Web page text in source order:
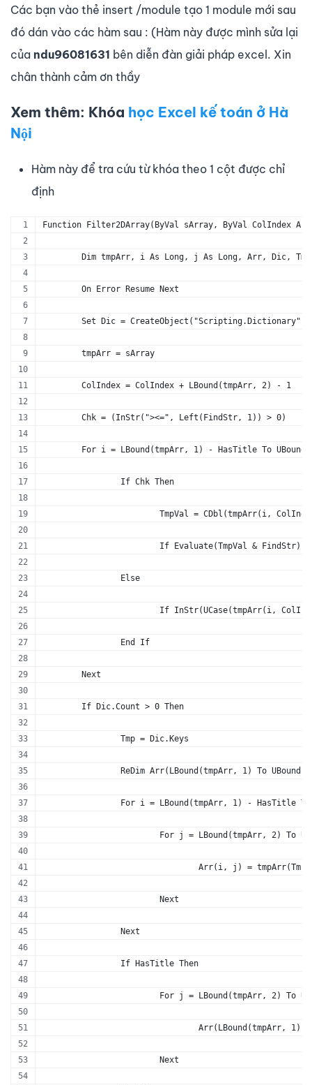
Các bạn vào thẻ insert /module tạo 1 module mới sau
đó dán vào các hàm sau : (Hàm này được mình sửa lại
của ndu96081631 bên diễn đàn giải pháp excel. Xin
chân thành cảm ơn thầy
Xem thêm: Khóa học Excel kế toán ở Hà
Nội
Hàm này để tra cứu từ khóa theo 1 cột được chỉ
định
Function Filter2DArray(ByVal sArray, ByVal ColIndex
Dim tmpArr, i As Long, j As Long, Arr, Dic,
	On Error Resume Next
	Set Dic = CreateObject("Scripting.Dictionary")
	tmpArr = sArray
	ColIndex = ColIndex + LBound(tmpArr, 2) - 1
	Chk = (InStr("><=", Left(FindStr, 1)) > 0)
For i = LBound(tmpArr, 1) - HasTitle To
		If Chk Then
TmpVal = CDbl(tmpArr(i,
If Evaluate(TmpVal & FindStr)
		Else
If InStr(UCase(tmpArr(i,
		End If
	Next
	If Dic.Count > 0 Then
		Tmp = Dic.Keys
ReDim Arr(LBound(tmpArr, 1) To
For i = LBound(tmpArr, 1) - HasTitle
For j = LBound(tmpArr, 2) To
Arr(i, j) =
			Next
		Next
		If HasTitle Then
For j = LBound(tmpArr, 2) To
Arr(LBound(tmpArr,
			Next